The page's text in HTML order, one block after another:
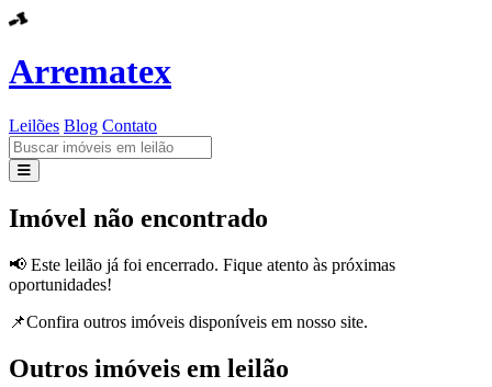
Arrematex
Leilões Blog Contato
Leilões
Imóvel não encontrado
📢 Este leilão já foi encerrado. Fique atento às próximas
oportunidades!
📌Confira outros imóveis disponíveis em nosso site.
Outros imóveis em leilão